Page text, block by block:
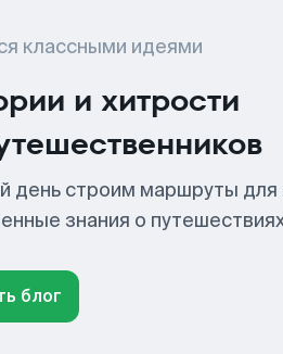
классными идеями
и хитрости
день строим маршруты для
знания о
блог